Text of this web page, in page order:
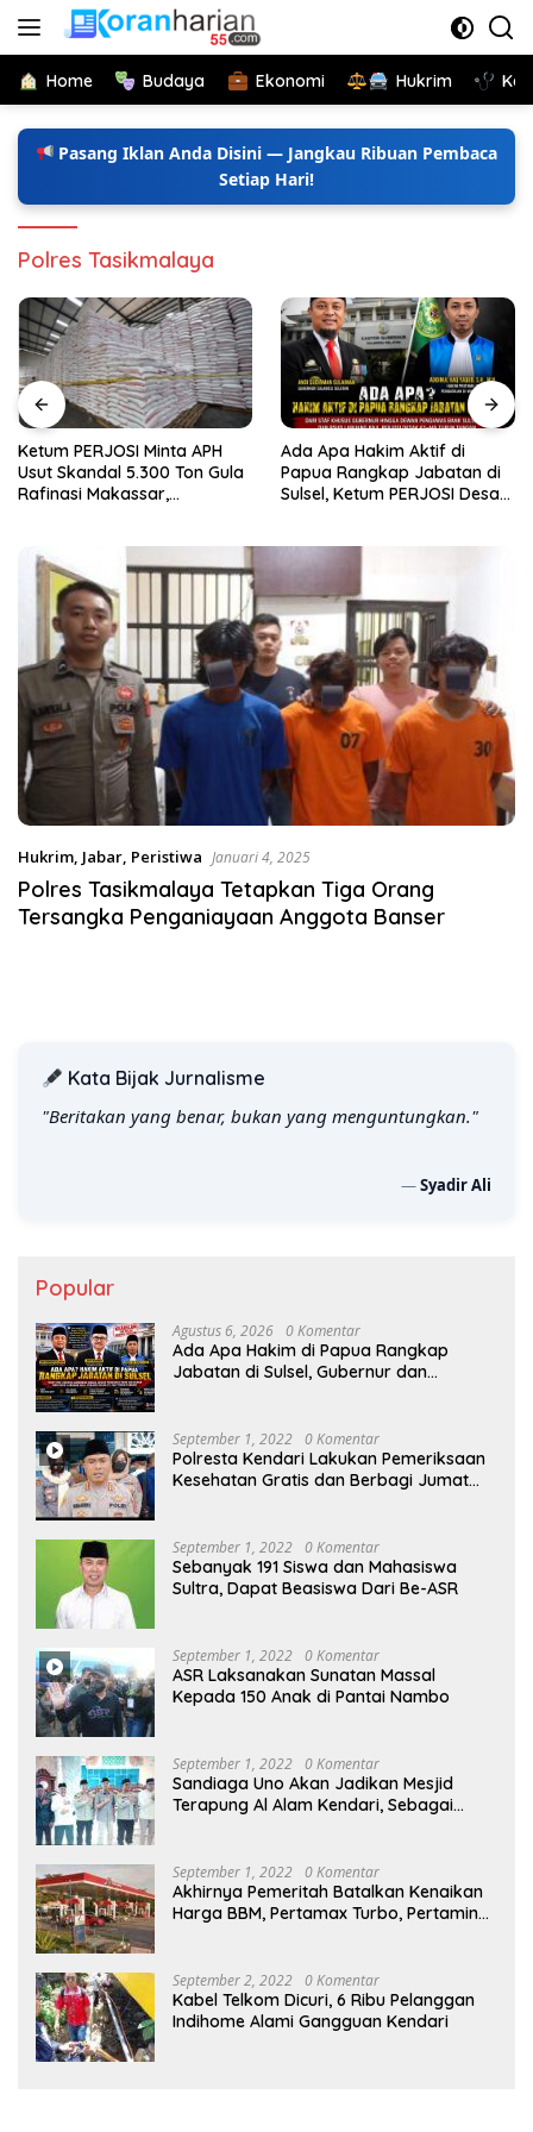
Langsung
Home Budaya Ekonomi Hukrim
Pasang Iklan Anda Disini — Jangkau Ribuan Pembaca
Setiap Hari!
Polres Tasikmalaya
Ketum PERJOSI Minta APH
Usut Skandal 5.300 Ton Gula
Rafinasi Makassar,
Ada Apa Hakim Aktif di
Papua Rangkap Jabatan di
Sulsel, Ketum PERJOSI Desak
Hukrim, Jabar, Peristiwa Januari 4, 2025
Polres Tasikmalaya Tetapkan Tiga Orang
Tersangka Penganiayaan Anggota Banser
Kata Bijak Jurnalisme
"Beritakan yang benar, bukan yang menguntungkan."
—Syadir Ali
Popular
Agustus 6, 2026 0 Komentar
Ada Apa Hakim di Papua Rangkap
Jabatan di Sulsel, Gubernur dan
September 1, 2022 0 Komentar
Polresta Kendari Lakukan Pemeriksaan
Kesehatan Gratis dan Berbagi Jumat
September 1, 2022 0 Komentar
Sebanyak 191 Siswa dan Mahasiswa
Sultra, Dapat Beasiswa Dari Be-ASR
September 1, 2022 0 Komentar
ASR Laksanakan Sunatan Massal
Kepada 150 Anak di Pantai Nambo
September 1, 2022 0 Komentar
Sandiaga Uno Akan Jadikan Mesjid
Terapung Al Alam Kendari, Sebagai
September 1, 2022 0 Komentar
Akhirnya Pemeritah Batalkan Kenaikan
Harga BBM, Pertamax Turbo, Pertamina
September 2, 2022 0 Komentar
Kabel Telkom Dicuri, 6 Ribu Pelanggan
Indihome Alami Gangguan Kendari